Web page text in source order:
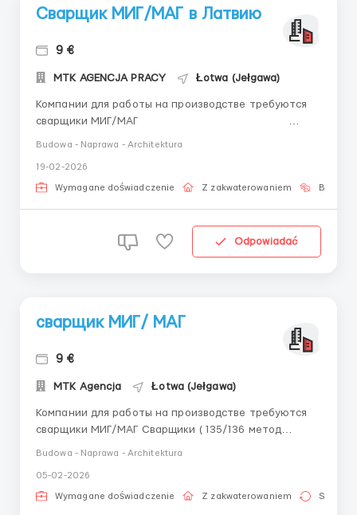
Сварщик МИГ/МАГ в Латвию
9 €
MTK AGENCJA PRACY Łotwa (Jełgawa)
Компании для работы на производстве требуются
сварщики МИГ/МАГ
Budowa - Naprawa - Architektura
19-02-2026
Wymagane doświadczenie Z zakwaterowaniem Bez
Odpowiadać
сварщик МИГ/ МАГ
9 €
MTK Agencja Łotwa (Jełgawa)
Компании для работы на производстве требуются
сварщики МИГ/МАГ Сварщики ( 135/136 метод
будет считаться преимущиством Сварочные
сертификаты будет считаться преимуществом Опыт
Budowa - Naprawa - Architektura
05-02-2026
Wymagane doświadczenie Z zakwaterowaniem Stała